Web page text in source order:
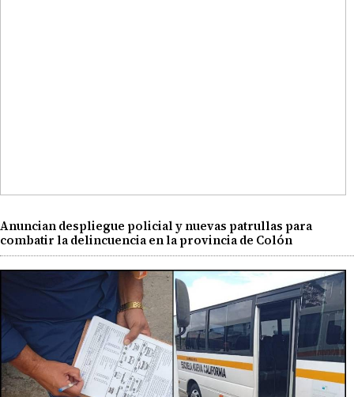
Anuncian despliegue policial y nuevas patrullas para
combatir la delincuencia en la provincia de Colón